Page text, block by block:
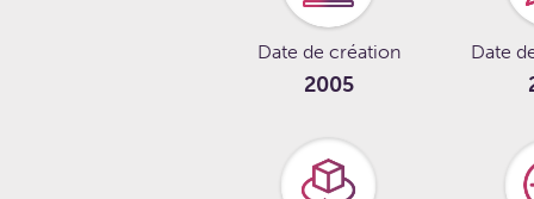
Date de création
2005
Date